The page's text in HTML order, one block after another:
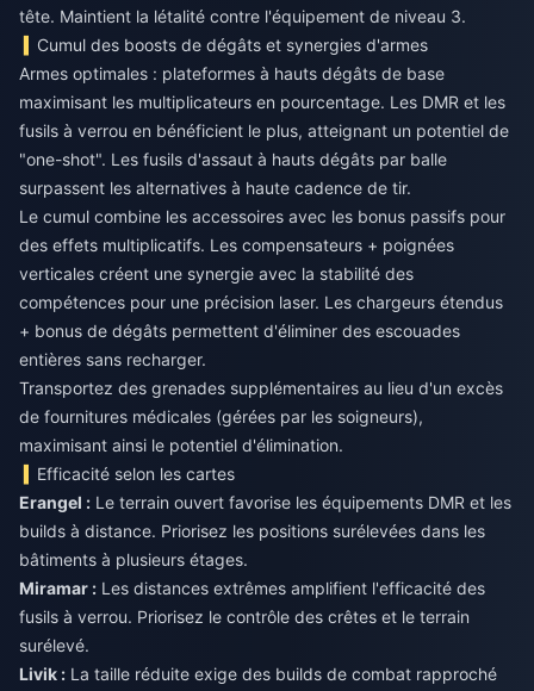
tête. Maintient la létalité contre l'équipement de niveau 3.
Cumul des boosts de dégâts et synergies d'armes
Armes optimales : plateformes à hauts dégâts de base
maximisant les multiplicateurs en pourcentage. Les DMR et les
fusils à verrou en bénéficient le plus, atteignant un potentiel de
"one-shot". Les fusils d'assaut à hauts dégâts par balle
surpassent les alternatives à haute cadence de tir.
Le cumul combine les accessoires avec les bonus passifs pour
des effets multiplicatifs. Les compensateurs + poignées
verticales créent une synergie avec la stabilité des
compétences pour une précision laser. Les chargeurs étendus
+ bonus de dégâts permettent d'éliminer des escouades
entières sans recharger.
Transportez des grenades supplémentaires au lieu d'un excès
de fournitures médicales (gérées par les soigneurs),
maximisant ainsi le potentiel d'élimination.
Efficacité selon les cartes
Erangel : Le terrain ouvert favorise les équipements DMR et les
builds à distance. Priorisez les positions surélevées dans les
Miramar : Les distances extrêmes amplifient l'efficacité des
fusils à verrou. Priorisez le contrôle des crêtes et le terrain
Livik : La taille réduite exige des builds de combat rapproché